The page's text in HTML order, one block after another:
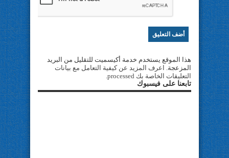
هذا الموقع يستخدم خدمة أكيسميت للتقليل من البريد
المزعجة. اعرف المزيد عن كيفية التعامل مع بيانات
التعليقات الخاصة بك processed
.
تابعنا على فيسبوك